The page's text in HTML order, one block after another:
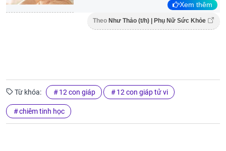
Xem thêm
Theo Như Thảo (t/h) | Phụ Nữ Sức Khỏe
Từ khóa: 12 con giáp 12 con giáp tử vi
chiêm tinh học